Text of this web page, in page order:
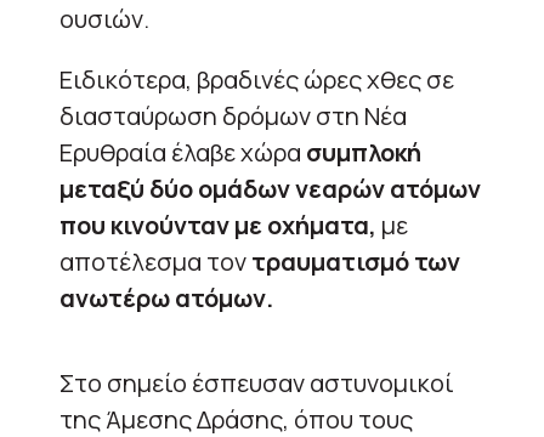
ουσιών.
Ειδικότερα, βραδινές ώρες χθες σε
διασταύρωση δρόμων στη Νέα
Ερυθραία έλαβε χώρα συμπλοκή
μεταξύ δύο ομάδων νεαρών ατόμων
που κινούνταν με οχήματα, με
αποτέλεσμα τοντραυματισμό των
ανωτέρω ατόμων.
Στο σημείο έσπευσαν αστυνομικοί
της Άμεσης Δράσης, όπου τους